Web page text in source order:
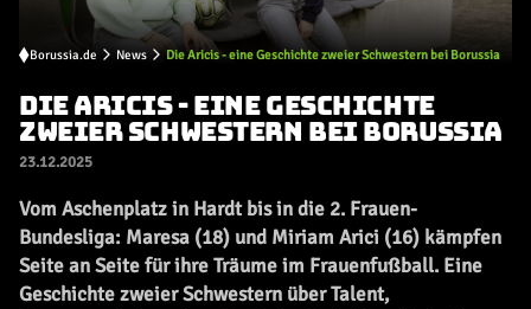
Borussia.de News Die Aricis - eine Geschichte zweier Schwestern bei Borussia
DIE ARICIS - EINE GESCHICHTE
ZWEIER SCHWESTERN BEI BORUSSIA
23.12.2025
Vom Aschenplatz in Hardt bis in die 2. Frauen-
Bundesliga: Maresa (18) und Miriam Arici (16) kämpfen
Seite an Seite für ihre Träume im Frauenfußball. Eine
Geschichte zweier Schwestern über Talent,